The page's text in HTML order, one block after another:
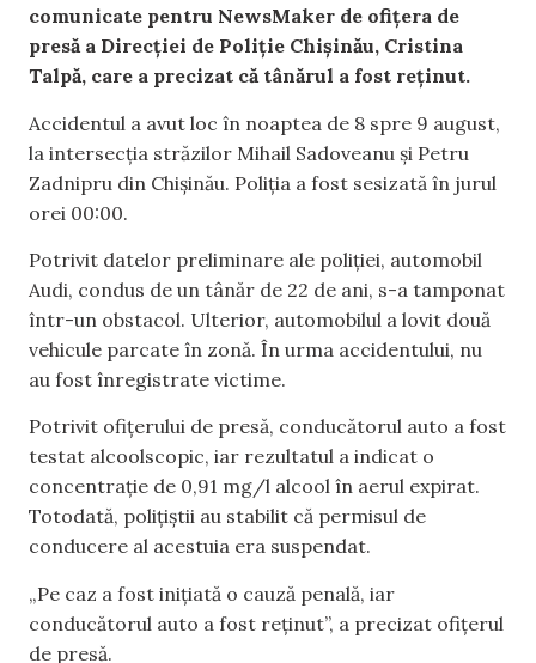
comunicate pentru NewsMaker de ofițera de
presă a Direcției de Poliție Chișinău, Cristina
Talpă, care a precizat că tânărul a fost reținut.
Accidentul a avut loc în noaptea de 8 spre 9 august,
la intersecția străzilor Mihail Sadoveanu și Petru
Zadnipru din Chișinău. Poliția a fost sesizată în jurul
orei 00:00.
Potrivit datelor preliminare ale poliției, automobil
Audi, condus de un tânăr de 22 de ani, s-a tamponat
într-un obstacol. Ulterior, automobilul a lovit două
vehicule parcate în zonă. În urma accidentului, nu
au fost înregistrate victime.
Potrivit ofițerului de presă, conducătorul auto a fost
testat alcoolscopic, iar rezultatul a indicat o
concentrație de 0,91 mg/l alcool în aerul expirat.
Totodată, polițiștii au stabilit că permisul de
conducere al acestuia era suspendat.
„Pe caz a fost inițiată o cauză penală, iar
conducătorul auto a fost reținut”, a precizat ofițerul
de presă.